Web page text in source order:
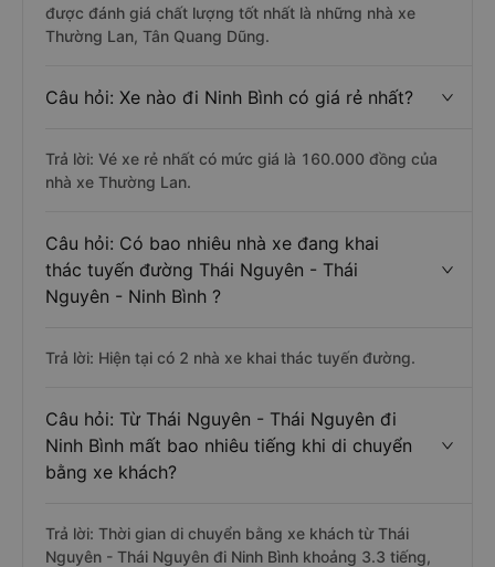
được đánh giá chất lượng tốt nhất là những nhà xe
Thường Lan, Tân Quang Dũng.
Câu hỏi: Xe nào đi Ninh Bình có giá rẻ nhất?
Trả lời: Vé xe rẻ nhất có mức giá là 160.000 đồng của
nhà xe Thường Lan.
Câu hỏi: Có bao nhiêu nhà xe đang khai
thác tuyến đường Thái Nguyên - Thái
Nguyên - Ninh Bình ?
Trả lời: Hiện tại có 2 nhà xe khai thác tuyến đường.
Câu hỏi: Từ Thái Nguyên - Thái Nguyên đi
Ninh Bình mất bao nhiêu tiếng khi di chuyển
bằng xe khách?
Trả lời: Thời gian di chuyển bằng xe khách từ Thái
Nguyên - Thái Nguyên đi Ninh Bình khoảng 3.3 tiếng,